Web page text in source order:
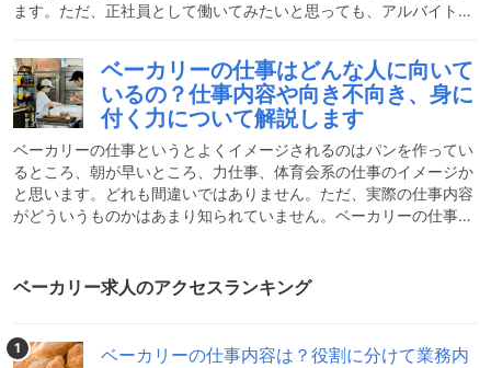
ベーカリー求人のアクセスランキング
1
ベーカリーの仕事内容は？役割に分けて業務内
ます。ただ、正社員として働いてみたいと思っても、アルバイト経
し、アルバイトでベーカリーの仕事をしたことない人にとっては、
どういう業務があるかわかりません。ベーカリーで働くイメージ
は、朝早くてしんどい、体育会系や立ち仕事といったところかと思
います。今回は、ベーカリーの正社員としての仕事内容を紹介とし
たいと思います。アルバイト経験はないけれど、ベーカリーの仕事
に
ベーカリーの仕事はどんな人に向いて
いるの？仕事内容や向き不向き、身に
付く力について解説します
ベーカリーの仕事というとよくイメージされるのはパンを作ってい
るところ、朝が早いところ、力仕事、体育会系の仕事のイメージか
と思います。どれも間違いではありません。ただ、実際の仕事内容
がどういうものかはあまり知られていません。ベーカリーの仕事を
早いから仕事の選択肢から外そうと思っている人がいるかもしれま
せん。今回は、ベーカリーの仕事内容について詳しく紹介していき
知られているようで知られていません。パンを作ること、朝が早い